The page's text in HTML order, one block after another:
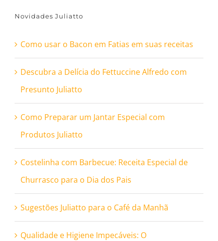
Novidades Juliatto
Como usar o Bacon em Fatias em suas receitas
Descubra a Delícia do Fettuccine Alfredo com
Presunto Juliatto
Como Preparar um Jantar Especial com
Produtos Juliatto
Costelinha com Barbecue: Receita Especial de
Churrasco para o Dia dos Pais
Sugestões Juliatto para o Café da Manhã
Qualidade e Higiene Impecáveis: O